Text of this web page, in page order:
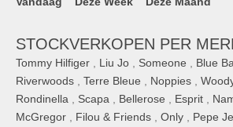
STOCKVERKOPEN PER
Tommy Hilfiger Liu Jo Someone Blue
Riverwoods
Terre Bleue Noppies
Rondinella
Scapa Bellerose Esprit
McGregor
Filou & Friends Only Pepe